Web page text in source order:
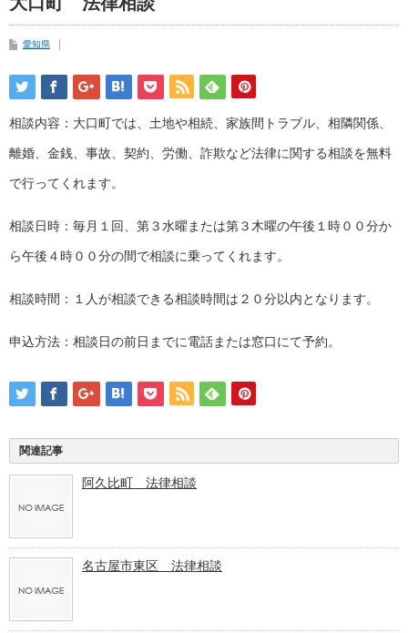
愛知県
相談内容：大口町では、土地や相続、家族間トラブル、相隣関係、
離婚、金銭、事故、契約、労働、詐欺など法律に関する相談を無料
で行ってくれます。
相談日時：毎月１回、第３水曜または第３木曜の午後１時００分か
ら午後４時００分の間で相談に乗ってくれます。
相談時間：１人が相談できる相談時間は２０分以内となります。
申込方法：相談日の前日までに電話または窓口にて予約。
関連記事
阿久比町 法律相談
名古屋市東区 法律相談